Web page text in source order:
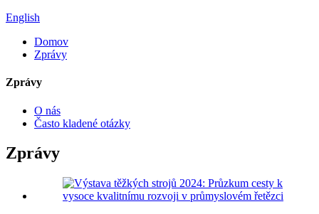
English
Domov
Zprávy
Zprávy
O nás
Často kladené otázky
Zprávy